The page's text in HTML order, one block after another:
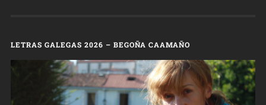
LETRAS GALEGAS 2026 – BEGOÑA CAAMAÑO